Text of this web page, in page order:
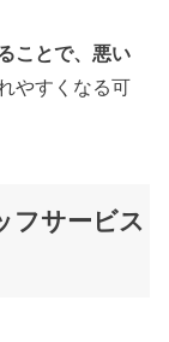
ことで、悪い
やすくなる可
フサービス